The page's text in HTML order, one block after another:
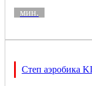
мин.
Степ аэробика